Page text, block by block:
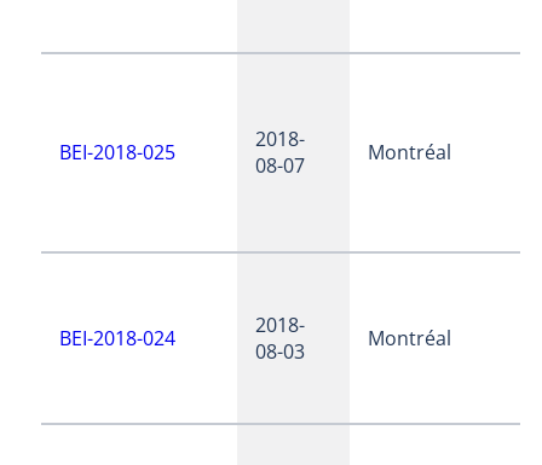
BEI-2018-025
2018-
08-07
Montréal
BEI-2018-024
2018-
08-03
Montréal